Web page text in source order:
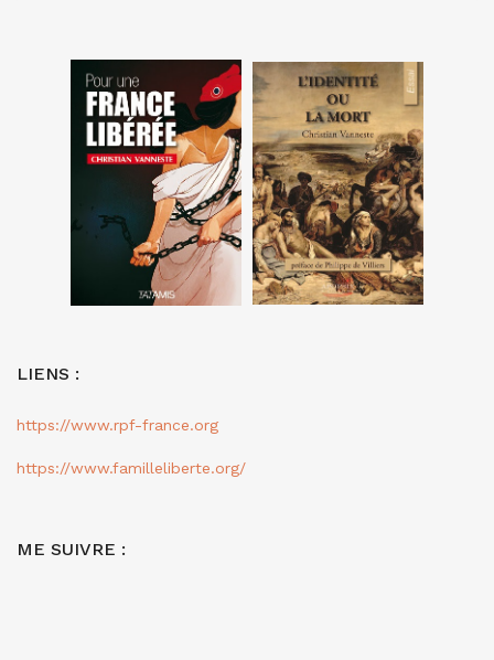
LIENS :
https://www.rpf-france.org
https://www.familleliberte.org/
ME SUIVRE :